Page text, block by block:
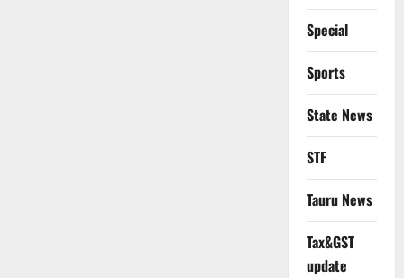
Special
Sports
State News
STF
Tauru News
Tax&GST
update